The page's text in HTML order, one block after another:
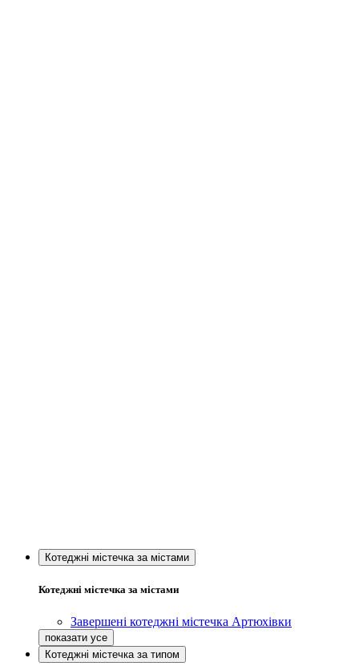
Котеджні містечка за містами
Котеджні містечка за містами
Завершені котеджні містечка Артюхівки
Котеджні містечка за типом